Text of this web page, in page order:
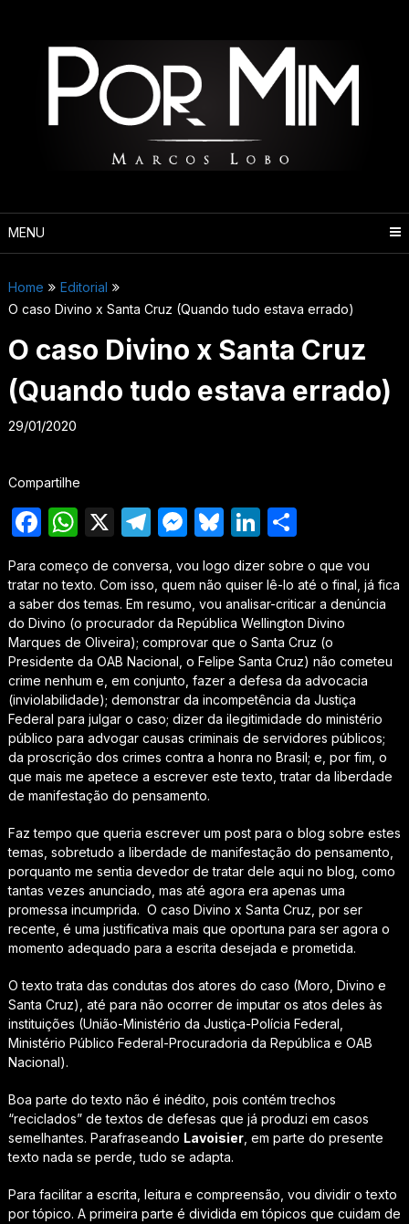
MENU
Home
Editorial
O caso Divino x Santa Cruz (Quando tudo estava errado)
O caso Divino x Santa Cruz
(Quando tudo estava errado)
29/01/2020
Compartilhe
Facebook
WhatsApp
X Telegram
Messenger
Bluesky
LinkedIn
Share
Para começo de conversa, vou logo dizer sobre o que vou
tratar no texto. Com isso, quem não quiser lê-lo até o final, já fica
a saber dos temas. Em resumo, vou analisar-criticar a denúncia
do Divino (o procurador da República Wellington Divino
Marques de Oliveira); comprovar que o Santa Cruz (o
Presidente da OAB Nacional, o Felipe Santa Cruz) não cometeu
crime nenhum e, em conjunto, fazer a defesa da advocacia
(inviolabilidade); demonstrar da incompetência da Justiça
Federal para julgar o caso; dizer da ilegitimidade do ministério
público para advogar causas criminais de servidores públicos;
da proscrição dos crimes contra a honra no Brasil; e, por fim, o
que mais me apetece a escrever este texto, tratar da liberdade
de manifestação do pensamento.
Faz tempo que queria escrever um post para o blog sobre estes
temas, sobretudo a liberdade de manifestação do pensamento,
porquanto me sentia devedor de tratar dele aqui no blog, como
tantas vezes anunciado, mas até agora era apenas uma
promessa incumprida. O caso Divino x Santa Cruz, por ser
recente, é uma justificativa mais que oportuna para ser agora o
momento adequado para a escrita desejada e prometida.
O texto trata das condutas dos atores do caso (Moro, Divino e
Santa Cruz), até para não ocorrer de imputar os atos deles às
instituições (União-Ministério da Justiça-Polícia Federal,
Ministério Público Federal-Procuradoria da República e OAB
Nacional).
Boa parte do texto não é inédito, pois contém trechos
“reciclados” de textos de defesas que já produzi em casos
semelhantes. Parafraseando Lavoisier, em parte do presente
texto nada se perde, tudo se adapta.
Para facilitar a escrita, leitura e compreensão, vou dividir o texto
por tópico. A primeira parte é dividida em tópicos que cuidam de